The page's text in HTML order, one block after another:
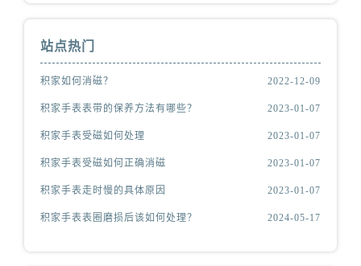
站点热门
积家如何消磁？ 2022-12-09
积家手表表带的保养方法有哪些？ 2023-01-07
积家手表受磁如何处理 2023-01-07
积家手表受磁如何正确消磁 2023-01-07
积家手表走时慢的具体原因 2023-01-07
积家手表表圈磨损后该如何处理？ 2024-05-17